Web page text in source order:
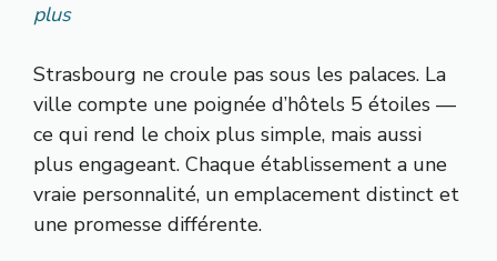
plus
Strasbourg ne croule pas sous les palaces. La
ville compte une poignée d’hôtels 5 étoiles —
ce qui rend le choix plus simple, mais aussi
plus engageant. Chaque établissement a une
vraie personnalité, un emplacement distinct et
une promesse différente.